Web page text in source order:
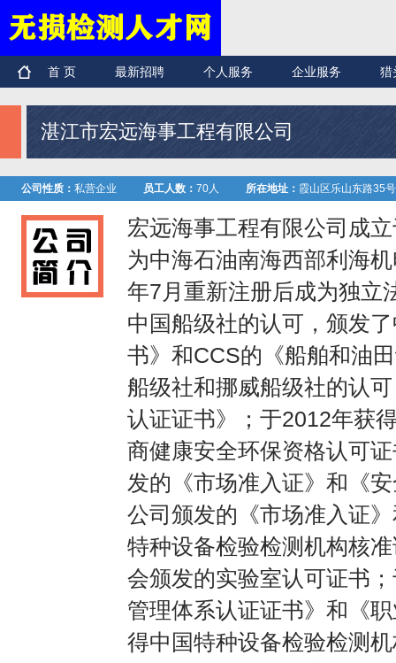
首 页 最新招聘 个人服务 企业服务 猎
湛江市宏远海事工程有限公司
公司性质： 私营企业 员工人数： 70人 所在地址： 霞山区乐山东路35
宏远海事工程有限公司成
为中海石油南海西部利海
年7月重新注册后成为独立
中国船级社的认可，颁发
书》和CCS的《船舶和油
船级社和挪威船级社的认
认证证书》；于2012年获
商健康安全环保资格认可
发的《市场准入证》和《
公司颁发的《市场准入证
特种设备检验检测机构核
会颁发的实验室认可证书
管理体系认证证书》和《
得中国特种设备检验检测